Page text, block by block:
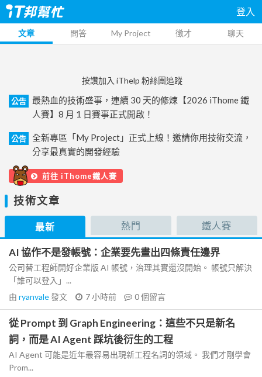
登入
文章 問答 My Project 徵才 聊天
按讚加入 iThelp 粉絲團追蹤
公告
最熱血的技術盛事，連續 30 天的修煉【2026 iThome 鐵
人賽】8 月 1 日賽事正式開啟！
公告
全新專區「My Project」正式上線！邀請你用技術交流，
分享最真實的開發經驗
前往 iThome鐵人賽
技術文章
最新 熱門 鐵人賽
AI 協作不是發帳號：企業要先畫出四條責任邊界
公司替工程師開好企業版 AI 帳號，治理其實還沒開始。 帳號只解決
「誰可以登入」...
由 ryanvale發文 7 小時前 0個留言
從 Prompt 到 Graph Engineering：這些不只是新名
詞，而是 AI Agent 踩坑後衍生的工程
AI Agent 可能是近年最容易出現新工程名詞的領域。 我們才剛學會
Prom...